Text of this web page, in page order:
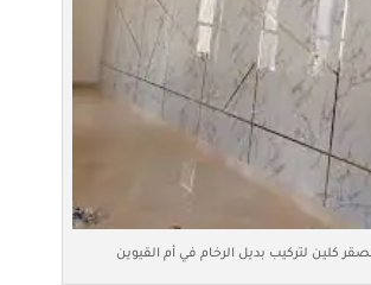
كلين لتركيب بديل الرخام في أم القيوين